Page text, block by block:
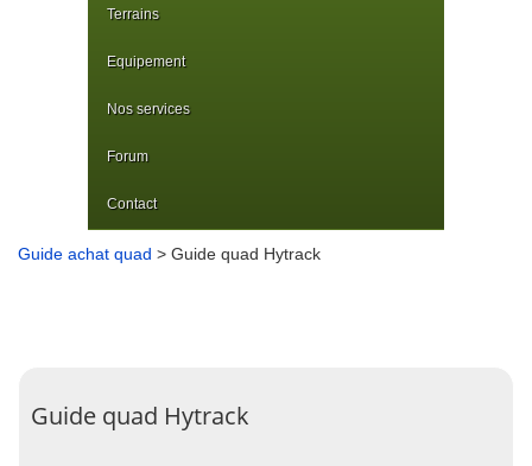
Terrains
Equipement
Nos services
Forum
Contact
Guide achat quad > Guide quad Hytrack
Guide quad Hytrack